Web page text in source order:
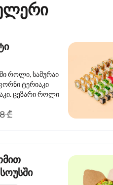
როლი, სამურაი
ტერიაკი
ცეზარი როლი
₾